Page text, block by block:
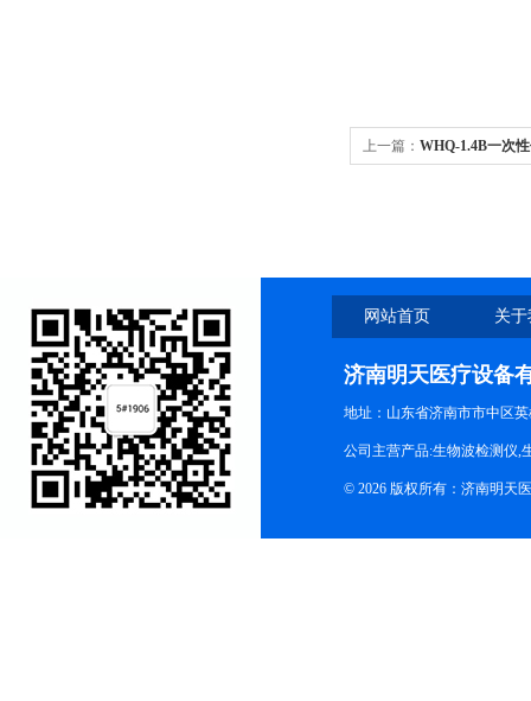
上一篇： WHQ-1.4B一次
网站首页 关
济南明天医疗设备
地址：山东省济南市市中区
公司主营产品:生物波检测仪,
© 2026 版权所有：济南明天